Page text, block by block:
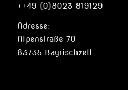
++49 (0)8023 819129
Adresse:
Alpenstraße 70
83735 Bayrischzell